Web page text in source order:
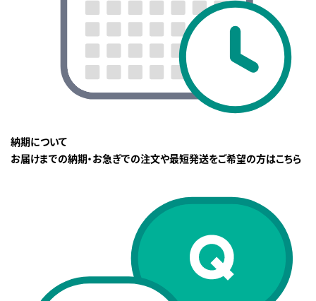
納期について
お届けまでの納期・お急ぎでの注文や最短発送をご希望の方はこちら